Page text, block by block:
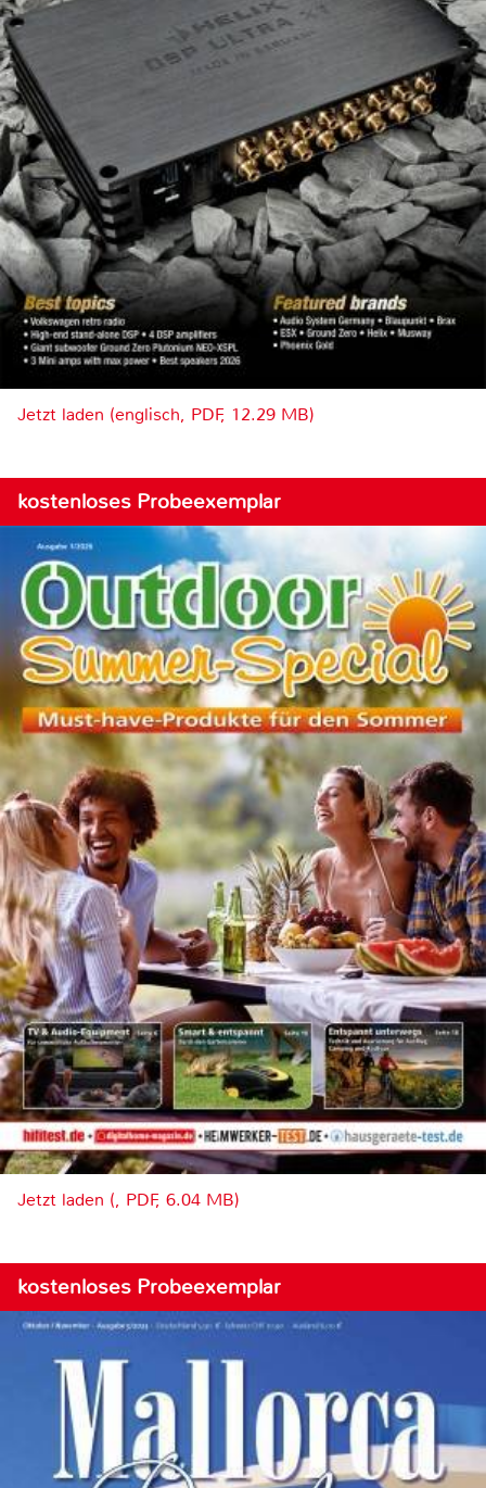
Jetzt laden (englisch, PDF, 12.29 MB)
kostenloses Probeexemplar
Jetzt laden (, PDF, 6.04 MB)
kostenloses Probeexemplar